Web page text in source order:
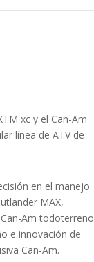
xc y el Can-Am
línea de ATV de
en el manejo
MAX,
Am todoterreno
e innovación de
Can-Am.